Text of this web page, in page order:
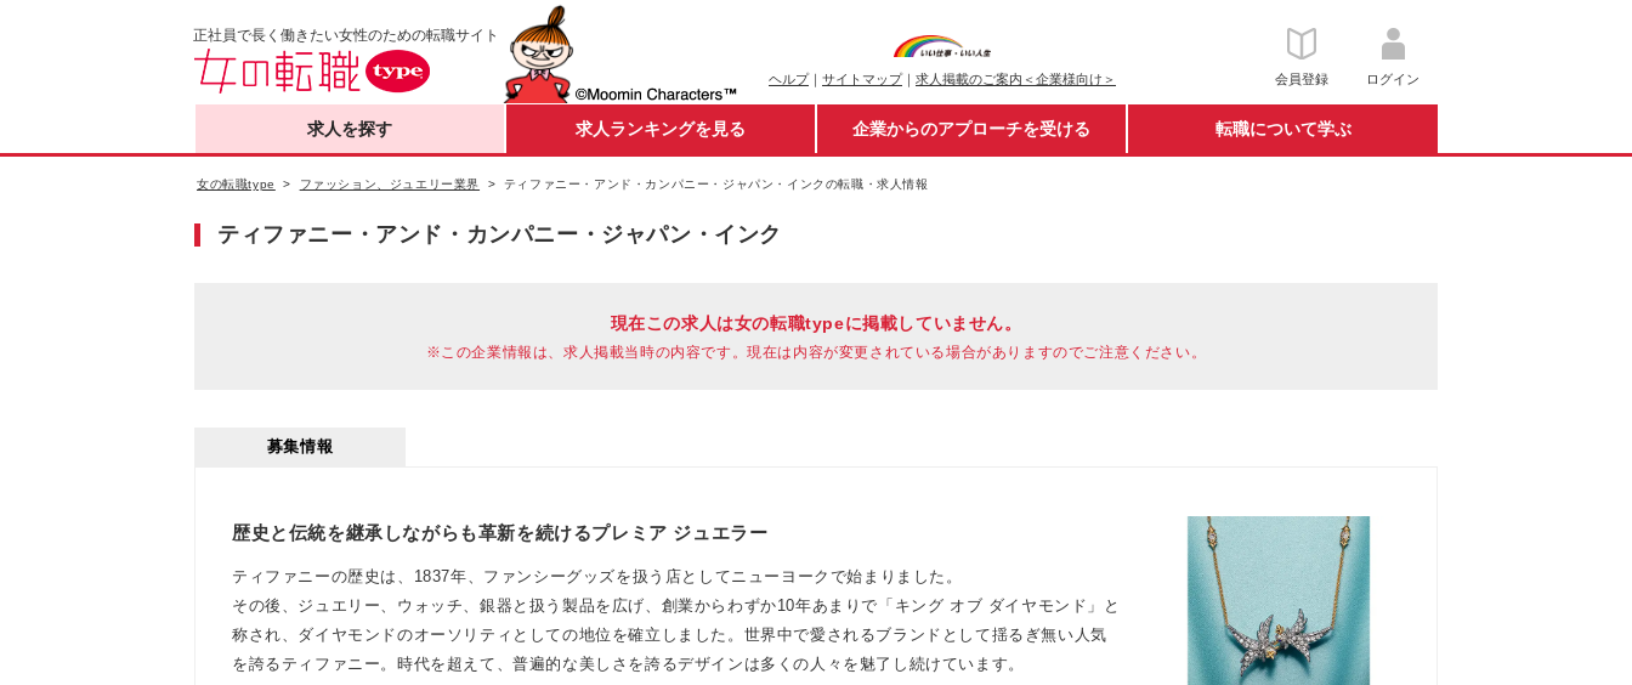
正社員で長く働きたい女性のための転職サイト
ヘルプ｜ サイトマップ｜ 求人掲載のご案内＜企業様向け＞ 会員登録 ログイン
求人を探す 求人ランキングを見る 企業からのアプローチを受ける 転職について学ぶ
女の転職type ファッション、ジュエリー業界 ティファニー・アンド・カンパニー・ジャパン・インクの転職・求人情報
ティファニー・アンド・カンパニー・ジャパン・インク
現在この求人は女の転職typeに掲載していません。
※この企業情報は、求人掲載当時の内容です。現在は内容が変更されている場合がありますのでご注意ください。
募集情報
歴史と伝統を継承しながらも革新を続けるプレミア ジュエラー
ティファニーの歴史は、1837年、ファンシーグッズを扱う店としてニューヨークで始まりました。
その後、ジュエリー、ウォッチ、銀器と扱う製品を広げ、創業からわずか10年あまりで「キング オブ ダイヤモンド」と
称され、ダイヤモンドのオーソリティとしての地位を確立しました。世界中で愛されるブランドとして揺るぎ無い人気
を誇るティファニー。時代を超えて、普遍的な美しさを誇るデザインは多くの人々を魅了し続けています。